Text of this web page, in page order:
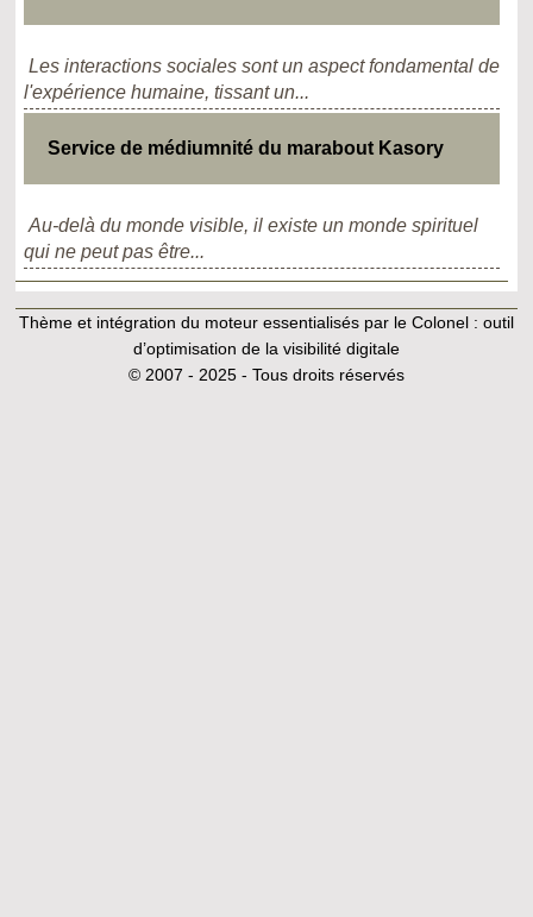
Les interactions sociales sont un aspect fondamental de
l'expérience humaine, tissant un...
Service de médiumnité du marabout Kasory
Au-delà du monde visible, il existe un monde spirituel
qui ne peut pas être...
Thème et intégration du moteur essentialisés par le Colonel : outil
d’optimisation de la visibilité digitale
© 2007 - 2025 - Tous droits réservés